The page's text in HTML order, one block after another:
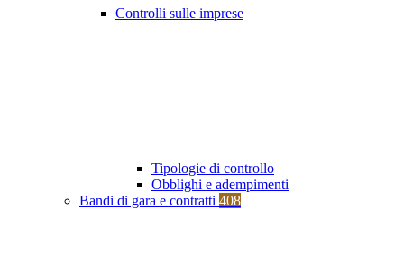
Controlli sulle imprese
Tipologie di controllo
Obblighi e adempimenti
Bandi di gara e contratti 408